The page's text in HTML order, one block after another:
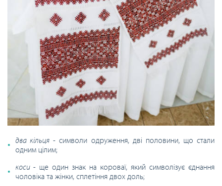
два кільця - символи одруження, дві половини, що стали
одним цілим;
коси - ще один знак на короваї, який символізує єднання
чоловіка та жінки, сплетіння двох доль;